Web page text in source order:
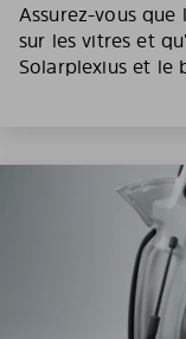
Assurez-vous
sur les vitres et
Solarplexius et le